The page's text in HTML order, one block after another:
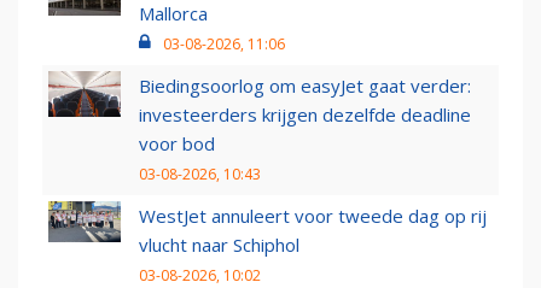
Mallorca
03-08-2026, 11:06
Biedingsoorlog om easyJet gaat verder:
investeerders krijgen dezelfde deadline
voor bod
03-08-2026, 10:43
WestJet annuleert voor tweede dag op rij
vlucht naar Schiphol
03-08-2026, 10:02